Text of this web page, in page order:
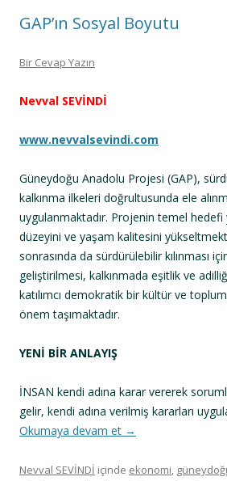
GAP’ın Sosyal Boyutu
Bir Cevap Yazın
Nevval SEVİNDİ
www.nevvalsevindi.com
Güneydoğu Anadolu Projesi (GAP),
kalkınma ilkeleri doğrultusunda ele
uygulanmaktadır. Projenin temel hedefi
düzeyini ve yaşam kalitesini
sonrasında da sürdürülebilir kılınması
geliştirilmesi, kalkınmada eşitlik ve
katılımcı demokratik bir kültür ve
önem taşımaktadır.
YENİ BİR ANLAYIŞ
İNSAN kendi adına karar vererek
gelir, kendi adına verilmiş kararları
Okumaya devam et →
Nevval SEVİNDİ içinde ekonomi,